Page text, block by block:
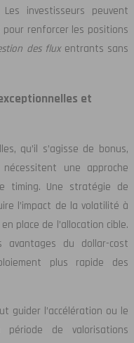
investisseurs peuvent
renforcer les positions
des fluxentrants sans
et
qu’il s’agisse de bonus,
une approche
timing. Une stratégie de
l’impact de la volatilité à
place de l’allocation cible.
avantages du dollar-cost
plus rapide des
guider l’accélération ou le
période de valorisations